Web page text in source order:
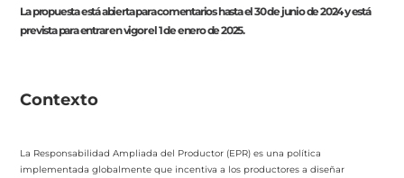
La propuesta está abierta para comentarios hasta el 30 de junio de 2024 y está
prevista para entrar en vigor el 1 de enero de 2025.
Contexto
La Responsabilidad Ampliada del Productor (EPR) es una política
implementada globalmente que incentiva a los productores a diseñar